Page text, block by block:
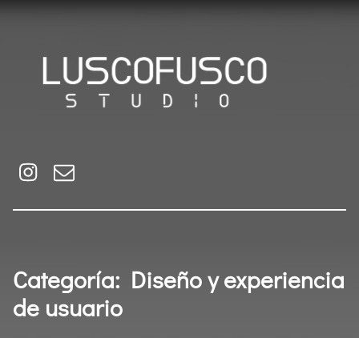
Categoría: Diseño y experiencia
de usuario